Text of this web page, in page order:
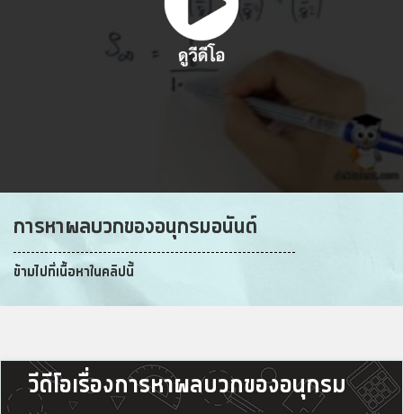
การหาผลบวกของอนุกรมอนันต์
ข้ามไปที่เนื้อหาในคลิปนี้
วีดีโอเรื่องการหาผลบวกของอนุกรม